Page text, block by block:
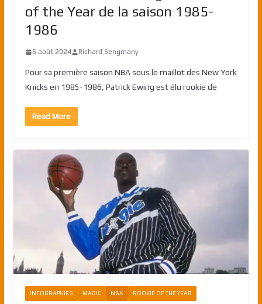
of the Year de la saison 1985-
1986
5 août 2024 Richard Sengmany
Pour sa première saison NBA sous le maillot des New York
Knicks en 1985-1986, Patrick Ewing est élu rookie de
Read More
INFOGRAPHIES MAGIC NBA ROOKIE OF THE YEAR